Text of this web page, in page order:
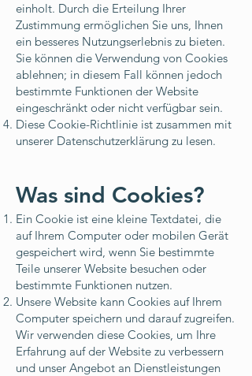
einholt. Durch die Erteilung Ihrer
Zustimmung ermöglichen Sie uns, Ihnen
ein besseres Nutzungserlebnis zu bieten.
Sie können die Verwendung von Cookies
ablehnen; in diesem Fall können jedoch
bestimmte Funktionen der Website
eingeschränkt oder nicht verfügbar sein.
Diese Cookie-Richtlinie ist zusammen mit
unserer Datenschutzerklärung zu lesen.
Was sind Cookies?
Ein Cookie ist eine kleine Textdatei, die
auf Ihrem Computer oder mobilen Gerät
gespeichert wird, wenn Sie bestimmte
Teile unserer Website besuchen oder
bestimmte Funktionen nutzen.
Unsere Website kann Cookies auf Ihrem
Computer speichern und darauf zugreifen.
Wir verwenden diese Cookies, um Ihre
Erfahrung auf der Website zu verbessern
und unser Angebot an Dienstleistungen